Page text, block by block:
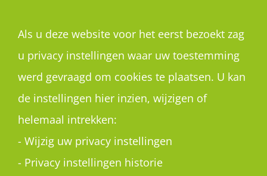
Als u deze website voor het eerst bezoekt zag
u privacy instellingen waar uw toestemming
werd gevraagd om cookies te plaatsen. U kan
de instellingen hier inzien, wijzigen of
helemaal intrekken:
- Wijzig uw privacy instellingen
- Privacy instellingen historie